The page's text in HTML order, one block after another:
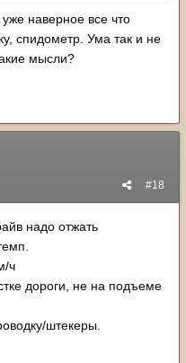
наверное все что
спидометр. Ума так и не
мысли?
#18
надо отжать
ч
дороги, не на подъеме
штекеры.